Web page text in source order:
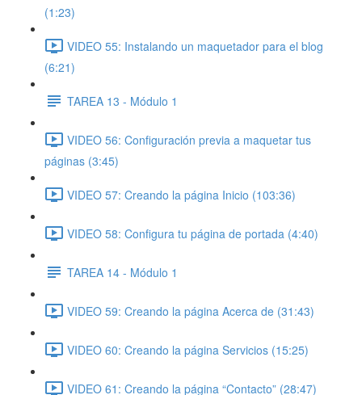
(1:23)
VIDEO 55: Instalando un maquetador para el blog
(6:21)
TAREA 13 - Módulo 1
VIDEO 56: Configuración previa a maquetar tus
páginas (3:45)
VIDEO 57: Creando la página Inicio (103:36)
VIDEO 58: Configura tu página de portada (4:40)
TAREA 14 - Módulo 1
VIDEO 59: Creando la página Acerca de (31:43)
VIDEO 60: Creando la página Servicios (15:25)
VIDEO 61: Creando la página “Contacto” (28:47)